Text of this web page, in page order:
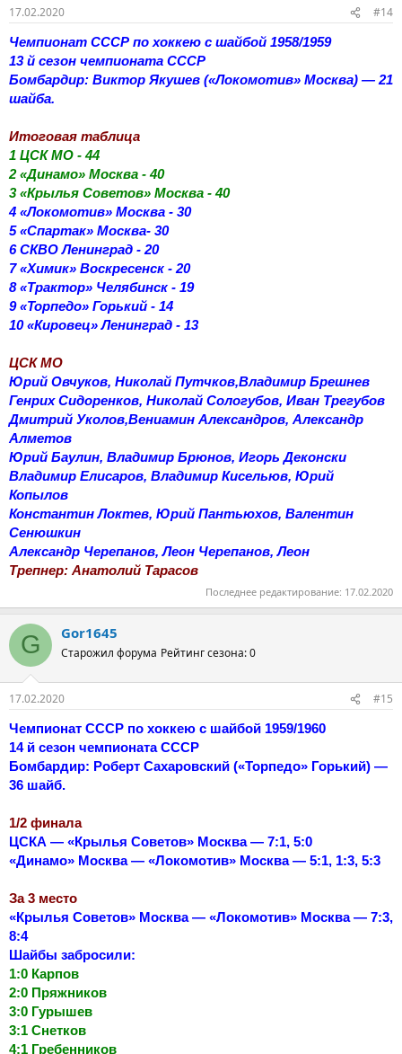
17.02.2020
#14
Чемпионат СССР по хоккею с шайбой 1958/1959
13 й сезон чемпионата СССР
Бомбардир: Виктор Якушев («Локомотив» Москва) — 21
шайба.
Итоговая таблица
1 ЦСК МО - 44
2 «Динамо» Москва - 40
3 «Крылья Советов» Москва - 40
4 «Локомотив» Москва - 30
5 «Спартак» Москва- 30
6 СКВО Ленинград - 20
7 «Химик» Воскресенск - 20
8 «Трактор» Челябинск - 19
9 «Торпедо» Горький - 14
10 «Кировец» Ленинград - 13
ЦСК МО
Юрий Овчуков, Николай Путчков,Владимир Брешнев
Генрих Сидоренков, Николай Сологубов, Иван Трегубов
Дмитрий Уколов,Вениамин Александров, Александр
Алметов
Юрий Баулин, Владимир Брюнов, Игорь Деконски
Владимир Елисаров, Владимир Кисельюв, Юрий
Копылов
Константин Локтев, Юрий Пантьюхов, Валентин
Сенюшкин
Александр Черепанов, Леон Черепанов, Леон
Трепнер: Анатолий Тарасов
Последнее редактирование: 17.02.2020
G Gor1645
Старожил форума Рейтинг сезона: 0
17.02.2020
#15
Чемпионат СССР по хоккею с шайбой 1959/1960
14 й сезон чемпионата СССР
Бомбардир: Роберт Сахаровский («Торпедо» Горький) —
36 шайб.
1/2 финала
ЦСКА — «Крылья Советов» Москва — 7:1, 5:0
«Динамо» Москва — «Локомотив» Москва — 5:1, 1:3, 5:3
За 3 место
«Крылья Советов» Москва — «Локомотив» Москва — 7:3,
8:4
Шайбы забросили:
1:0 Карпов
2:0 Пряжников
3:0 Гурышев
3:1 Снетков
4:1 Гребенников